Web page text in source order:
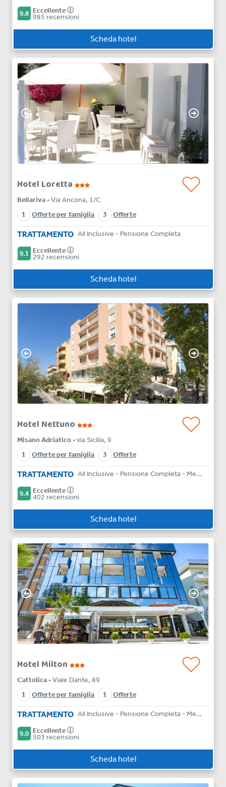
9.8 Eccellente
985 recensioni
Scheda hotel
Hotel Loretta
Bellariva • Via Ancona, 1/C
1
Offerte per famiglia 3 Offerte
TRATTAMENTO All Inclusive - Pensione Completa
9.1 Eccellente
292 recensioni
Scheda hotel
Hotel Nettuno
Misano Adriatico • via Sicilia, 9
1
Offerte per famiglia 3 Offerte
TRATTAMENTO All Inclusive - Pensione Completa - Mezza Pensione - Solo Pernottamento
9.4 Eccellente
402 recensioni
Scheda hotel
Hotel Milton
Cattolica • Viale Dante, 89
1
Offerte per famiglia 1 Offerte
TRATTAMENTO All Inclusive - Pensione Completa - Mezza Pensione - Bed & Breakfast
9.0 Eccellente
503 recensioni
Scheda hotel